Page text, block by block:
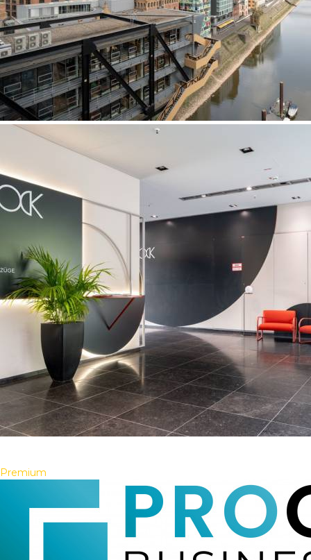
Premium